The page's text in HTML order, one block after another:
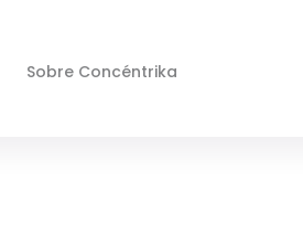
Sobre Concéntrika